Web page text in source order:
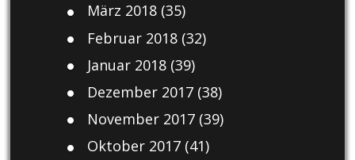
März 2018(35)
Februar 2018(32)
Januar 2018(39)
Dezember 2017(38)
November 2017(39)
Oktober 2017(41)